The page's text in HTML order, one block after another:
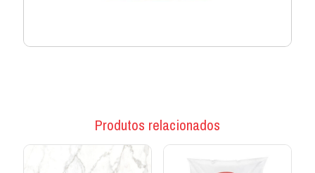
Produtos relacionados